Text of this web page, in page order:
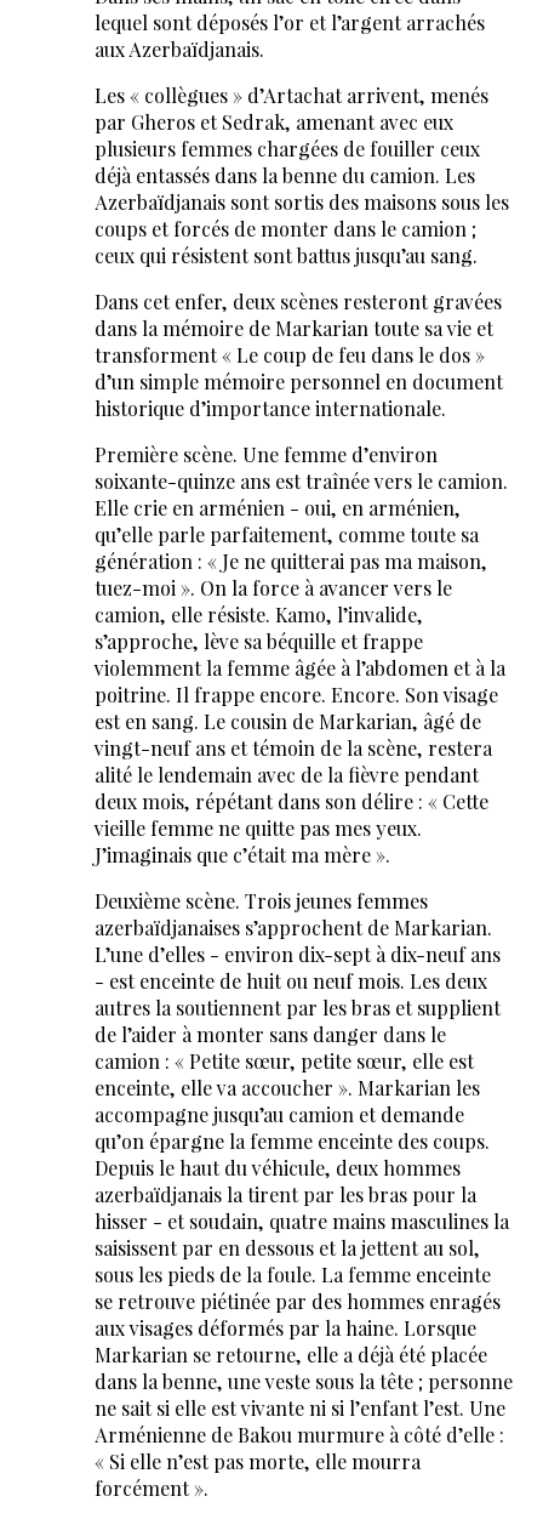
lequel sont déposés l’or et l’argent arrachés
aux Azerbaïdjanais.
Les « collègues » d’Artachat arrivent, menés
par Gheros et Sedrak, amenant avec eux
plusieurs femmes chargées de fouiller ceux
déjà entassés dans la benne du camion. Les
Azerbaïdjanais sont sortis des maisons sous les
coups et forcés de monter dans le camion ;
ceux qui résistent sont battus jusqu’au sang.
Dans cet enfer, deux scènes resteront gravées
dans la mémoire de Markarian toute sa vie et
transforment « Le coup de feu dans le dos »
d’un simple mémoire personnel en document
historique d’importance internationale.
Première scène. Une femme d’environ
soixante-quinze ans est traînée vers le camion.
Elle crie en arménien - oui, en arménien,
qu’elle parle parfaitement, comme toute sa
génération : « Je ne quitterai pas ma maison,
tuez-moi ». On la force à avancer vers le
camion, elle résiste. Kamo, l’invalide,
s’approche, lève sa béquille et frappe
violemment la femme âgée à l’abdomen et à la
poitrine. Il frappe encore. Encore. Son visage
est en sang. Le cousin de Markarian, âgé de
vingt-neuf ans et témoin de la scène, restera
alité le lendemain avec de la fièvre pendant
deux mois, répétant dans son délire : « Cette
vieille femme ne quitte pas mes yeux.
J’imaginais que c’était ma mère ».
Deuxième scène. Trois jeunes femmes
azerbaïdjanaises s’approchent de Markarian.
L’une d’elles - environ dix-sept à dix-neuf ans
- est enceinte de huit ou neuf mois. Les deux
autres la soutiennent par les bras et supplient
de l’aider à monter sans danger dans le
camion : « Petite sœur, petite sœur, elle est
enceinte, elle va accoucher ». Markarian les
accompagne jusqu’au camion et demande
qu’on épargne la femme enceinte des coups.
Depuis le haut du véhicule, deux hommes
azerbaïdjanais la tirent par les bras pour la
hisser - et soudain, quatre mains masculines la
saisissent par en dessous et la jettent au sol,
sous les pieds de la foule. La femme enceinte
se retrouve piétinée par des hommes enragés
aux visages déformés par la haine. Lorsque
Markarian se retourne, elle a déjà été placée
dans la benne, une veste sous la tête ; personne
ne sait si elle est vivante ni si l’enfant l’est. Une
Arménienne de Bakou murmure à côté d’elle :
« Si elle n’est pas morte, elle mourra
forcément ».